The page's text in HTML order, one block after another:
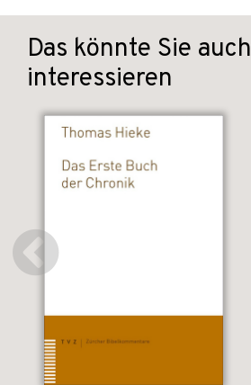
Das könnte Sie auch
interessieren